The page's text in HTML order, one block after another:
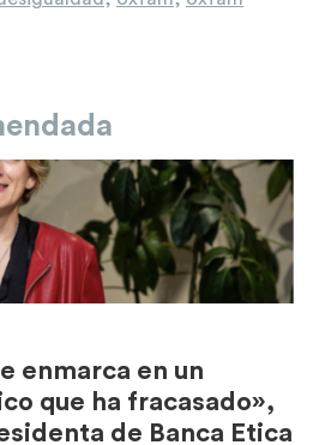
enmarca en un
que ha fracasado»,
de Banca Etica